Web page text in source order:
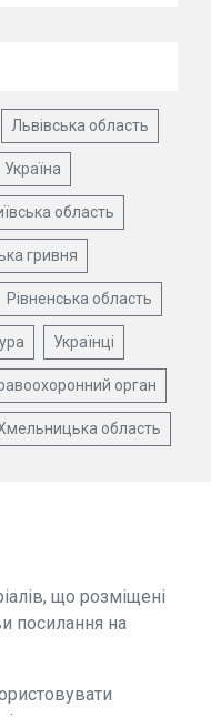
Львівська область
Україна
область
гривня
Рівненська область
Українці
орган
область
що розміщені
посилання на